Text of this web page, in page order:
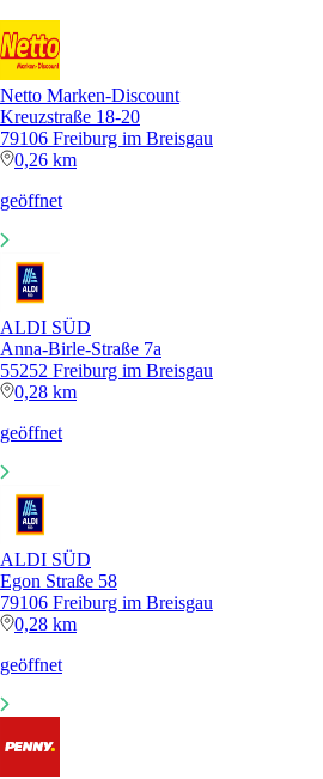
Netto Marken-Discount
Kreuzstraße 18-20
79106 Freiburg im Breisgau
0,26 km
geöffnet
ALDI SÜD
Anna-Birle-Straße 7a
55252 Freiburg im Breisgau
0,28 km
geöffnet
ALDI SÜD
Egon Straße 58
79106 Freiburg im Breisgau
0,28 km
geöffnet